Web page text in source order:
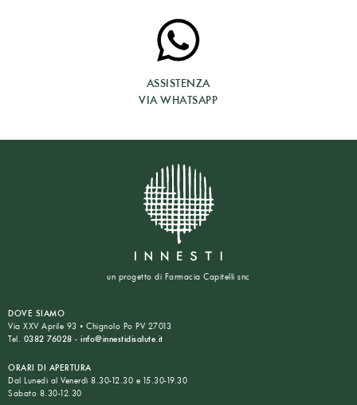
ASSISTENZA
VIA WHATSAPP
un progetto di Farmacia Capitelli snc
DOVE SIAMO
Via XXV Aprile 93 • Chignolo Po PV 27013
Tel. 0382 76028 - info@innestidisalute.it
ORARI DI APERTURA
Dal Lunedì al Venerdì 8.30-12.30 e 15.30-19.30
Sabato 8.30-12.30